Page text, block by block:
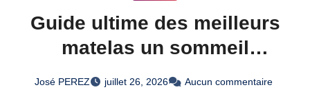
Guide ultime des meilleurs
matelas un sommeil
réparateur
José PEREZ juillet 26, 2026 Aucun commentaire